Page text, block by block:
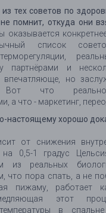
тех советов по
помнит, откуда они
оказывается
список
партнёрами и
впечатляюще, но
Вот что реально
а что - маркетинг,
настоящему хорошо
от снижения
на 0,5-1 градус
из реальных
что пора спать, а не
пижаму, работает
этот
в